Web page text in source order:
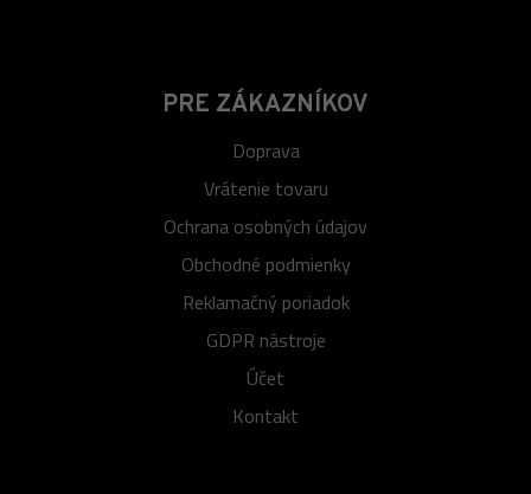
PRE ZÁKAZNÍKOV
Doprava
Vrátenie tovaru
Ochrana osobných údajov
Obchodné podmienky
Reklamačný poriadok
GDPR nástroje
Účet
Kontakt